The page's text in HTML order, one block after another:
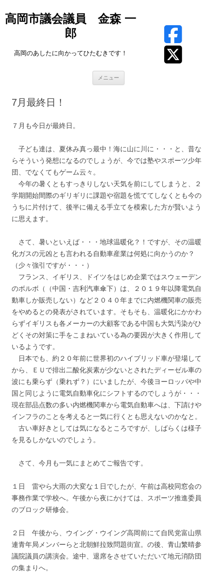
高岡市議会議員 金森 一
郎
高岡のあしたに向かってひたむきです！
メニュー
7月最終日！
７月も今日が最終日。
子ども達は、夏休み真っ最中！海に山に川に・・・と、昔な
らそういう発想になるのでしょうが、今では塾やスポーツ少年
団、でなくてもゲーム云々。
今年の暑くともすっきりしない天気を前にしてしまうと、２
学期開始間際のギリギリに課題や宿題を慌ててしなくとも今の
うちに片付けて、後半に備える手立てを模索した方が賢いよう
に思えます。
さて、暑いといえば・・・地球温暖化？！ですが、その温暖
化ガスの元凶とも言われる自動車産業は何処に向かうのか？
（少々強引ですが・・・）
フランス、イギリス、ドイツをはじめ企業ではスウェーデン
のボルボ（（中国・吉利汽車傘下）は、２０１９年以降電気自
動車しか販売しない）など２０４０年までに内燃機関車の販売
をやめるとの発表がされています。そもそも、温暖化にかかわ
らずイギリスも各メーカーの大顧客である中国も大気汚染がひ
どくその対策に手をこまねいている為の要因が大きく作用して
いるようです。
日本でも、約２０年前に世界初のハイブリッド車が登場して
から、ＥＵで排出二酸化炭素が少ないとされたディーゼル車の
波にも乗らず（乗れず？）にいましたが、今後ヨーロッパや中
国と同じように電気自動車化にシフトするのでしょうが・・・
現在部品点数の多い内燃機関車から電気自動車へは、下請けや
インフラのことを考えると一気に行くとも思えないのかなと。
古い車好きとしては気になるところですが、しばらくは様子
を見るしかないのでしょう。
さて、今月も一気にまとめてご報告です。
１日 雷やら大雨の大変な１日でしたが、午前は高校同窓会の
事務作業で学校へ。午後から夜にかけては、スポーツ推進委員
のブロック研修会。
２日 午後から、ウイング・ウイング高岡前にて自民党富山県
連青年局メンバーらと北朝鮮拉致問題街宣。の後、青山繁晴参
議院議員の講演会。途中、退席をさせていただいて地元消防団
の集まりへ。